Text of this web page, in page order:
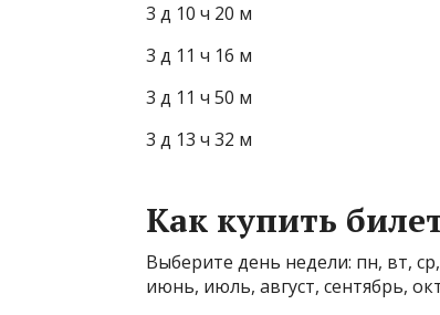
3 д 10 ч 20 м
3 д 11 ч 16 м
3 д 11 ч 50 м
3 д 13 ч 32 м
Как купить
Выберите день недели: пн, вт,
июнь, июль, август, сентябрь,